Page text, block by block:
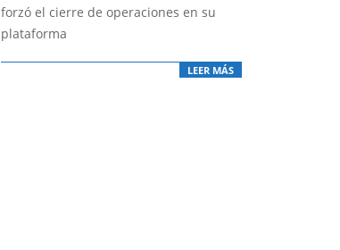
forzó el cierre de operaciones en su
plataforma
LEER MÁS